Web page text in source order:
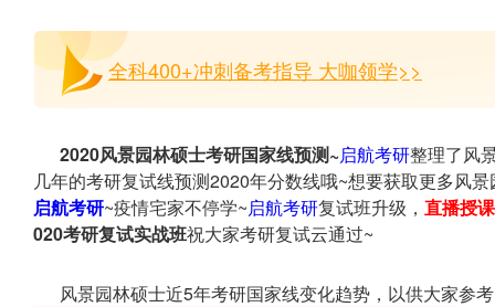
全科400+冲刺备考指导 大咖领学>>
2020风景园林硕士考研国家线预测~启航考研整理了风
几年的考研复试线预测2020年分数线哦~想要获取更多风
启航考研~疫情宅家不停学~启航考研复试班升级， 直播授
020考研复试实战班祝大家考研复试云通过~
风景园林硕士近5年考研国家线变化趋势，以供大家参